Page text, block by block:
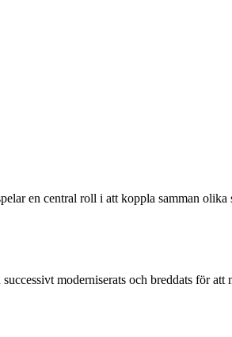
en central roll i att koppla samman olika
moderniserats och breddats för